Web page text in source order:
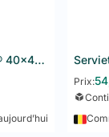
(premium)
Serviettes Airlaid Bio Dunisoft® 40x40 cm 360PCS Blanches
Prix: